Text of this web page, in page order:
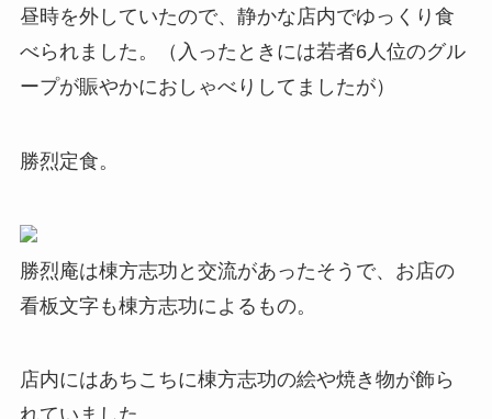
昼時を外していたので、静かな店内でゆっくり食
べられました。（入ったときには若者6人位のグル
ープが賑やかにおしゃべりしてましたが）
勝烈定食。
勝烈庵は棟方志功と交流があったそうで、お店の
看板文字も棟方志功によるもの。
店内にはあちこちに棟方志功の絵や焼き物が飾ら